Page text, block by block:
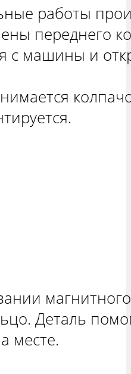
работы
переднего
с машины и
Деталь
месте.